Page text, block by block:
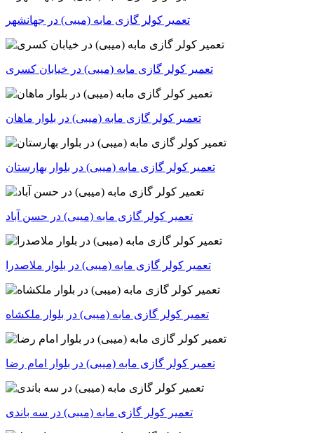
تعمیر کولر گازی مابه (میبی) در جهانشهر
تعمیر کولر گازی مابه (میبی) در خیابان کسری
تعمیر کولر گازی مابه (میبی) در بلوار ماهان
تعمیر کولر گازی مابه (میبی) در بلوار بهارستان
تعمیر کولر گازی مابه (میبی) در حسن آباد
تعمیر کولر گازی مابه (میبی) در بلوار ملاصدرا
تعمیر کولر گازی مابه (میبی) در بلوار ملکشاه
تعمیر کولر گازی مابه (میبی) در بلوار امام رضا
تعمیر کولر گازی مابه (میبی) در سه باندی